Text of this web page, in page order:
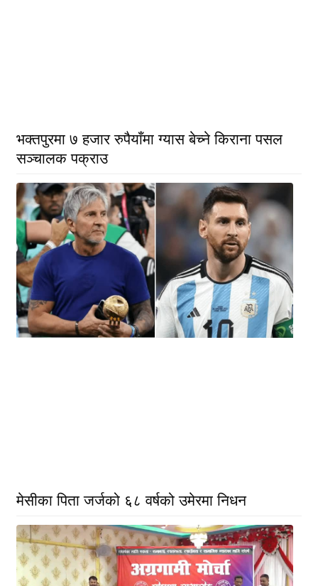
भक्तपुरमा ७ हजार रुपैयाँमा ग्यास बेच्ने किराना पसल
सञ्चालक पक्राउ
मेसीका पिता जर्जको ६८ वर्षको उमेरमा निधन